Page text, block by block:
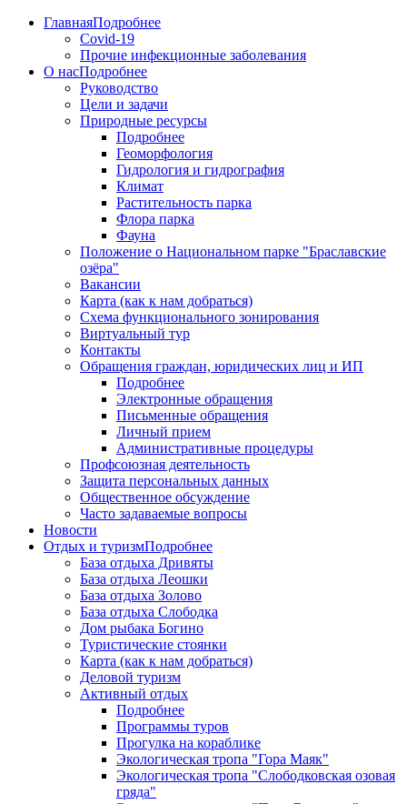
ГлавнаяПодробнее
Covid-19
Прочие инфекционные заболевания
О насПодробнее
Руководство
Цели и задачи
Природные ресурсы
Подробнее
Геоморфология
Гидрология и гидрография
Климат
Растительность парка
Флора парка
Фауна
Положение о Национальном парке "Браславские
озёра"
Вакансии
Карта (как к нам добраться)
Схема функционального зонирования
Виртуальный тур
Контакты
Обращения граждан, юридических лиц и ИП
Подробнее
Электронные обращения
Письменные обращения
Личный прием
Административные процедуры
Профсоюзная деятельность
Защита персональных данных
Общественное обсуждение
Часто задаваемые вопросы
Новости
Отдых и туризмПодробнее
База отдыха Дривяты
База отдыха Леошки
База отдыха Золово
База отдыха Слободка
Дом рыбака Богино
Туристические стоянки
Карта (как к нам добраться)
Деловой туризм
Активный отдых
Подробнее
Программы туров
Прогулка на кораблике
Экологическая тропа "Гора Маяк"
Экологическая тропа "Слободковская озовая
гряда"